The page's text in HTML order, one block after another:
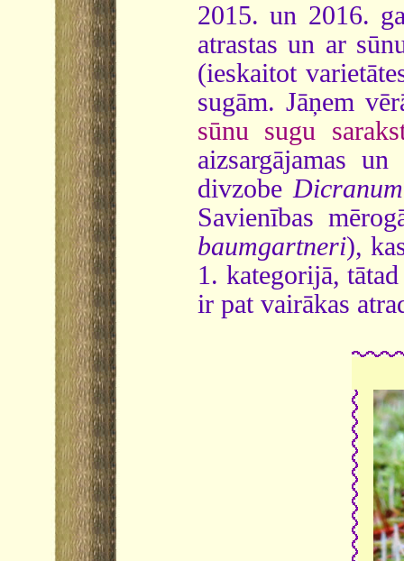
2015. un 2016.
atrastas un ar
(ieskaitot
sugām. Jāņem
sūnu sugu
aizsargājamas
divzobe
Savienības
baumgartneri),
1. kategorijā,
ir pat vairākas